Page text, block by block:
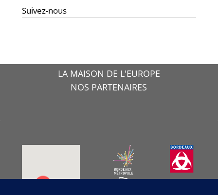
Suivez-nous
LA MAISON DE L'EUROPE
NOS PARTENAIRES